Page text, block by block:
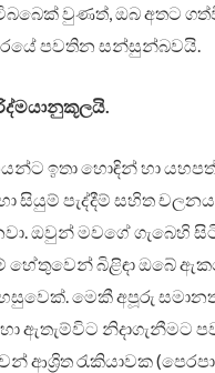
වුණත්, ඔබ අතට
පවතින සන්සුන්බවයි.
ඉතා හොඳින් හා
හා සියුම් පැද්දීම් සහිත
ඔවුන් මවගේ ගැබෙහි
හේතුවෙන් බිළිඳා ඔබේ
මෙකී අපූරු
ඇතැම්විට නිදාගැනීමට
රැකියාවක